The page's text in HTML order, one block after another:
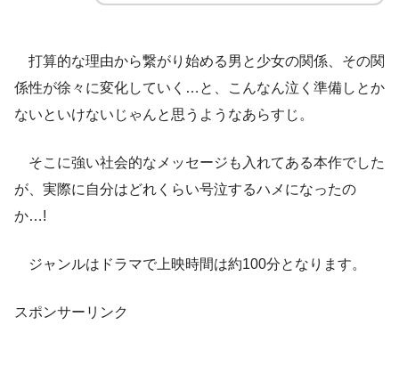
打算的な理由から繋がり始める男と少女の関係、その関
係性が徐々に変化していく…と、こんなん泣く準備しとか
ないといけないじゃんと思うようなあらすじ。
そこに強い社会的なメッセージも入れてある本作でした
が、実際に自分はどれくらい号泣するハメになったの
か…!
ジャンルはドラマで上映時間は約100分となります。
スポンサーリンク